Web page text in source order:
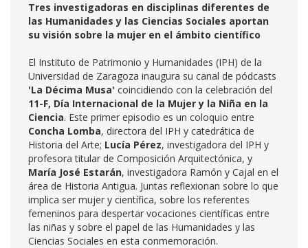
Tres investigadoras en disciplinas diferentes de
las Humanidades y las Ciencias Sociales aportan
su visión sobre la mujer en el ámbito científico
El Instituto de Patrimonio y Humanidades (IPH) de la
Universidad de Zaragoza inaugura su canal de pódcasts
'La Décima Musa' coincidiendo con la celebración del
11-F, Día Internacional de la Mujer y la Niña en la
Ciencia. Este primer episodio es un coloquio entre
Concha Lomba, directora del IPH y catedrática de
Historia del Arte; Lucía Pérez, investigadora del IPH y
profesora titular de Composición Arquitectónica, y
María José Estarán, investigadora Ramón y Cajal en el
área de Historia Antigua. Juntas reflexionan sobre lo que
implica ser mujer y científica, sobre los referentes
femeninos para despertar vocaciones científicas entre
las niñas y sobre el papel de las Humanidades y las
Ciencias Sociales en esta conmemoración.